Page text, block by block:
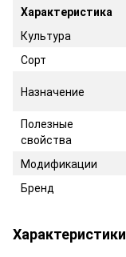
Характеристика
Культура
Сорт
Назначение
Полезные
свойства
Модификации
Бренд
Характеристики